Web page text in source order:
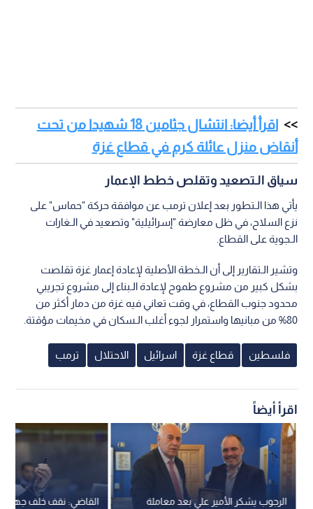
اقرأ أيضا: انتشال جثامين 18 شهيدا من تحت
أنقاض منزل عائلة كرم في قطاع غزة
سياق الـتصعيد وتقلص خطط الإعمار
يأتي هذا الـتطور بعد إعلان ترمب عن موافقة حركة "حماس" على
نزع السلاح، في ظل معارضة "إسرائيلية" وتصعيد في الـغارات
الـجوية على القطاع.
وتشير الـتقارير إلى أن الـخطة الأصلية لإعادة إعمار غزة تقلصت
بشكل كبير من مشروع طموح لإعادة الـبناء إلى مشروع تجريبي
محدود جنوب القطاع، في وقت تعاني فيه غزة من دمار أكثر من
80% من مبانيها واستمرار لجوء أغلب الـسكان في مخيمات مؤقتة.
فلسطين قطاع غزة اسرائيل الاحتلال ترمب
اقرأ أيضاً
القاضي: نقف خلف جهود
الرجوب يشكر الأمير علي بعد معاملة